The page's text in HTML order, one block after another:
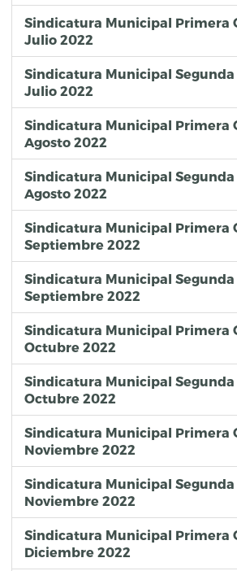
Sindicatura Municipal Primera
Julio 2022
Sindicatura Municipal
Julio 2022
Sindicatura Municipal Primera
Agosto 2022
Sindicatura Municipal
Agosto 2022
Sindicatura Municipal Primera
Septiembre 2022
Sindicatura Municipal
Septiembre 2022
Sindicatura Municipal Primera
Octubre 2022
Sindicatura Municipal
Octubre 2022
Sindicatura Municipal Primera
Noviembre 2022
Sindicatura Municipal
Noviembre 2022
Sindicatura Municipal Primera
Diciembre 2022